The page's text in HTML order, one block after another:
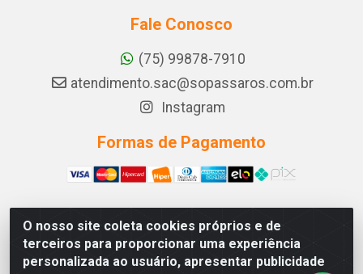
O nosso site coleta cookies próprios e de
terceiros para proporcionar uma experiência
personalizada ao usuário, apresentar publicidade
Fale Conosco
(75) 99878-7910
atendimento.sac@sopassaros.com.br
Instagram
Formas de Pagamento
A PINA DOS SANTOS DELEZZOTTE LTDA - RODOVIA BA
233, 27 - ZONA RURAL, ITABERABA/BA - CEP 46.880-
000 - CNPJ 30.578.948/0001-90